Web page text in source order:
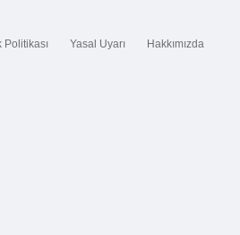
Politikası Yasal Uyarı Hakkımızda